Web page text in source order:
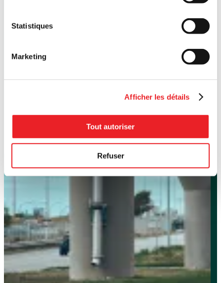
Statistiques
Marketing
Afficher les détails
Tout autoriser
Refuser